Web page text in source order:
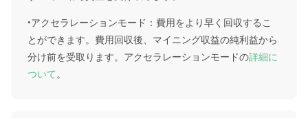
•アクセラレーションモード：費用をより早く回収するこ
とができます。費用回収後、マイニング収益の純利益から
分け前を受取ります。アクセラレーションモードの詳細に
ついて 。